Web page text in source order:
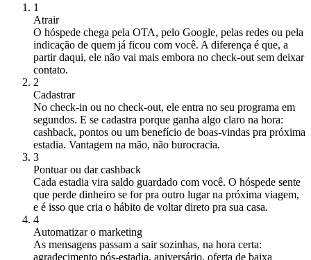
1
Atrair
O hóspede chega pela OTA, pelo Google, pelas redes ou pela
indicação de quem já ficou com você. A diferença é que, a
partir daqui, ele não vai mais embora no check-out sem deixar
contato.
2
Cadastrar
No check-in ou no check-out, ele entra no seu programa em
segundos. E se cadastra porque ganha algo claro na hora:
cashback, pontos ou um benefício de boas-vindas pra próxima
estadia. Vantagem na mão, não burocracia.
3
Pontuar ou dar cashback
Cada estadia vira saldo guardado com você. O hóspede sente
que perde dinheiro se for pra outro lugar na próxima viagem,
e é isso que cria o hábito de voltar direto pra sua casa.
4
Automatizar o marketing
As mensagens passam a sair sozinhas, na hora certa:
agradecimento pós-estadia, aniversário, oferta de baixa